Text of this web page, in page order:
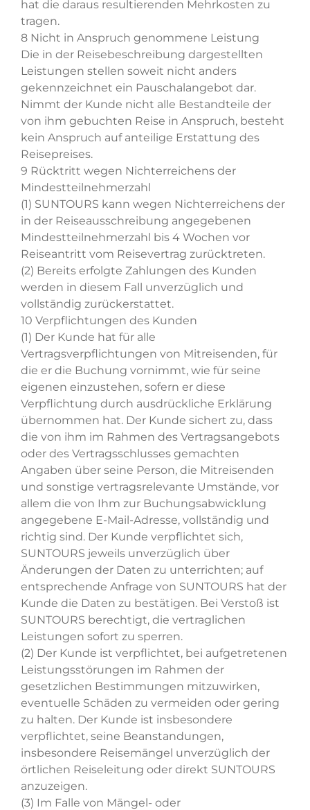
hat die daraus resultierenden Mehrkosten zu
tragen.
8 Nicht in Anspruch genommene Leistung
Die in der Reisebeschreibung dargestellten
Leistungen stellen soweit nicht anders
gekennzeichnet ein Pauschalangebot dar.
Nimmt der Kunde nicht alle Bestandteile der
von ihm gebuchten Reise in Anspruch, besteht
kein Anspruch auf anteilige Erstattung des
Reisepreises.
9 Rücktritt wegen Nichterreichens der
Mindestteilnehmerzahl
(1) SUNTOURS kann wegen Nichterreichens der
in der Reiseausschreibung angegebenen
Mindestteilnehmerzahl bis 4 Wochen vor
Reiseantritt vom Reisevertrag zurücktreten.
(2) Bereits erfolgte Zahlungen des Kunden
werden in diesem Fall unverzüglich und
vollständig zurückerstattet.
10 Verpflichtungen des Kunden
(1) Der Kunde hat für alle
Vertragsverpflichtungen von Mitreisenden, für
die er die Buchung vornimmt, wie für seine
eigenen einzustehen, sofern er diese
Verpflichtung durch ausdrückliche Erklärung
übernommen hat. Der Kunde sichert zu, dass
die von ihm im Rahmen des Vertragsangebots
oder des Vertragsschlusses gemachten
Angaben über seine Person, die Mitreisenden
und sonstige vertragsrelevante Umstände, vor
allem die von Ihm zur Buchungsabwicklung
angegebene E-Mail-Adresse, vollständig und
richtig sind. Der Kunde verpflichtet sich,
SUNTOURS jeweils unverzüglich über
Änderungen der Daten zu unterrichten; auf
entsprechende Anfrage von SUNTOURS hat der
Kunde die Daten zu bestätigen. Bei Verstoß ist
SUNTOURS berechtigt, die vertraglichen
Leistungen sofort zu sperren.
(2) Der Kunde ist verpflichtet, bei aufgetretenen
Leistungsstörungen im Rahmen der
gesetzlichen Bestimmungen mitzuwirken,
eventuelle Schäden zu vermeiden oder gering
zu halten. Der Kunde ist insbesondere
verpflichtet, seine Beanstandungen,
insbesondere Reisemängel unverzüglich der
örtlichen Reiseleitung oder direkt SUNTOURS
anzuzeigen.
(3) Im Falle von Mängel- oder